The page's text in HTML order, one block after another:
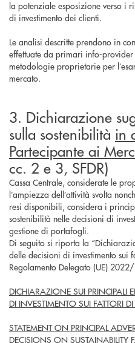
la potenziale esposizione verso i
di investimento dei clienti.
Le analisi descritte prendono in
effettuate da primari info-
metodologie proprietarie per
mercato.
3. Dichiarazione
sulla sostenibilità in
Partecipante ai
cc. 2 e 3, SFDR)
Cassa Centrale, considerate le
l’ampiezza dell’attività svolta
resi disponibili, considera i
sostenibilità nelle decisioni di
gestione di portafogli.
Di seguito si riporta la
delle decisioni di investimento sui
Regolamento Delegato (UE)
DICHIARAZIONE SUI PRINCIPALI
DI INVESTIMENTO SUI FATTORI DI
STATEMENT ON PRINCIPAL
DECISIONS ON SUSTAINABILITY